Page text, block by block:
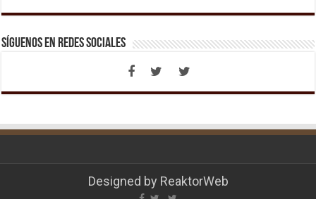
Síguenos en Redes Sociales
Designed by ReaktorWeb